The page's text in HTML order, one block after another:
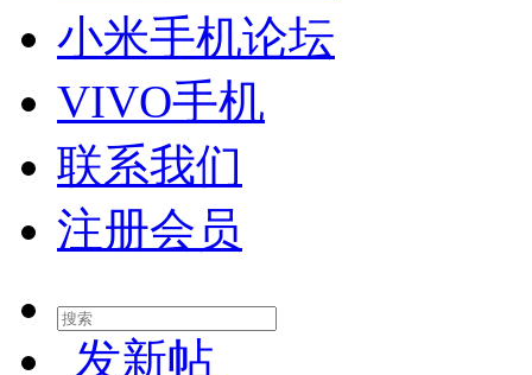
小米手机论坛
VIVO手机
联系我们
注册会员
发新帖